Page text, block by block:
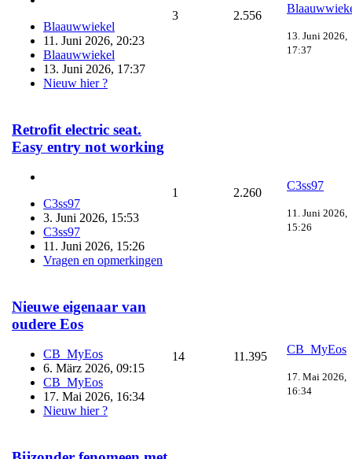
Blaauwwiekel
11. Juni 2026, 20:23
Blaauwwiekel
13. Juni 2026, 17:37
Nieuw hier ?
3 2.556
13. Juni 2026,
17:37
Retrofit electric seat.
Easy entry not working
C3ss97
3. Juni 2026, 15:53
C3ss97
11. Juni 2026, 15:26
Vragen en opmerkingen
1 2.260
C3ss97
11. Juni 2026,
15:26
Nieuwe eigenaar van
oudere Eos
CB_MyEos
6. März 2026, 09:15
CB_MyEos
17. Mai 2026, 16:34
Nieuw hier ?
14 11.395
CB_MyEos
17. Mai 2026,
16:34